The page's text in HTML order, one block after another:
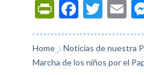
Prin
endl
y
Fac
ok
Twi
Home Noticias de nuestra
Marcha de los niños por el